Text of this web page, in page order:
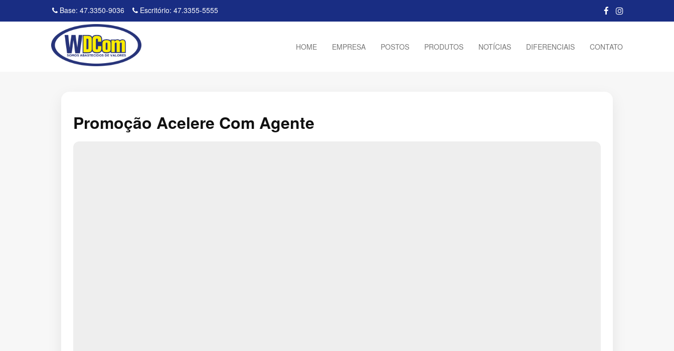
Base: 47.3350-9036 Escritório: 47.3355-5555
HOME EMPRESA POSTOS PRODUTOS NOTÍCIAS DIFERENCIAIS CONTATO
Promoção Acelere Com Agente